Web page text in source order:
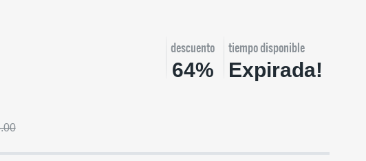
descuento
64%
tiempo disponible
Expirada!